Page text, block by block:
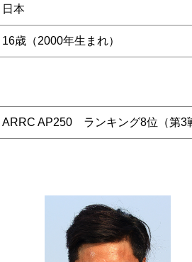
日本
16歳（2000年生まれ）
ARRC AP250 ランキング8位（第3